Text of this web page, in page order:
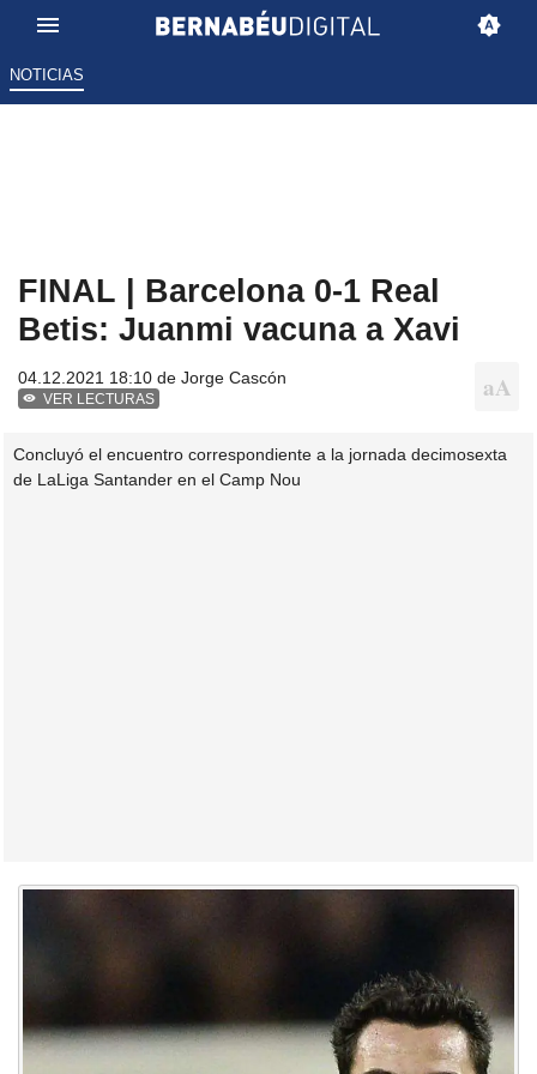
NOTICIAS
FINAL | Barcelona 0-1 Real
Betis: Juanmi vacuna a Xavi
04.12.2021 18:10 de Jorge Cascón
VER LECTURAS
Concluyó el encuentro correspondiente a la jornada decimosexta
de LaLiga Santander en el Camp Nou